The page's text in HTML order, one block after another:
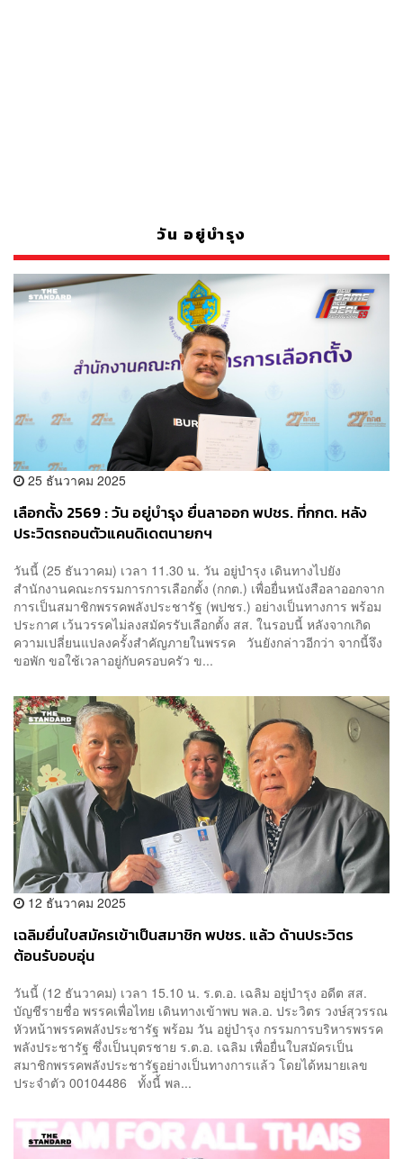
วัน อยู่บำรุง
25 ธันวาคม 2025
เลือกตั้ง 2569 : วัน อยู่บำรุง ยื่นลาออก พปชร. ที่กกต. หลัง
ประวิตรถอนตัวแคนดิเดตนายกฯ
วันนี้ (25 ธันวาคม) เวลา 11.30 น. วัน อยู่บำรุง เดินทางไปยัง
สำนักงานคณะกรรมการการเลือกตั้ง (กกต.) เพื่อยื่นหนังสือลาออกจาก
การเป็นสมาชิกพรรคพลังประชารัฐ (พปชร.) อย่างเป็นทางการ พร้อม
ประกาศ เว้นวรรคไม่ลงสมัครรับเลือกตั้ง สส. ในรอบนี้ หลังจากเกิด
ความเปลี่ยนแปลงครั้งสำคัญภายในพรรค วันยังกล่าวอีกว่า จากนี้จึง
ขอพัก ขอใช้เวลาอยู่กับครอบครัว ข...
12 ธันวาคม 2025
เฉลิมยื่นใบสมัครเข้าเป็นสมาชิก พปชร. แล้ว ด้านประวิตร
ต้อนรับอบอุ่น
วันนี้ (12 ธันวาคม) เวลา 15.10 น. ร.ต.อ. เฉลิม อยู่บำรุง อดีต สส.
บัญชีรายชื่อ พรรคเพื่อไทย เดินทางเข้าพบ พล.อ. ประวิตร วงษ์สุวรรณ
หัวหน้าพรรคพลังประชารัฐ พร้อม วัน อยู่บำรุง กรรมการบริหารพรรค
พลังประชารัฐ ซึ่งเป็นบุตรชาย ร.ต.อ. เฉลิม เพื่อยื่นใบสมัครเป็น
สมาชิกพรรคพลังประชารัฐอย่างเป็นทางการแล้ว โดยได้หมายเลข
ประจำตัว 00104486 ทั้งนี้ พล...